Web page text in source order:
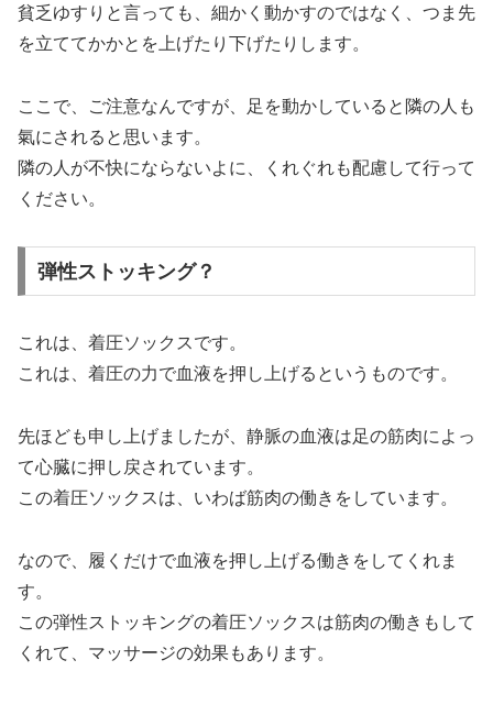
貧乏ゆすりと言っても、細かく動かすのではなく、つま先
を立ててかかとを上げたり下げたりします。
ここで、ご注意なんですが、足を動かしていると隣の人も
氣にされると思います。
隣の人が不快にならないよに、くれぐれも配慮して行って
ください。
弾性ストッキング？
これは、着圧ソックスです。
これは、着圧の力で血液を押し上げるというものです。
先ほども申し上げましたが、静脈の血液は足の筋肉によっ
て心臓に押し戻されています。
この着圧ソックスは、いわば筋肉の働きをしています。
なので、履くだけで血液を押し上げる働きをしてくれま
す。
この弾性ストッキングの着圧ソックスは筋肉の働きもして
くれて、マッサージの効果もあります。